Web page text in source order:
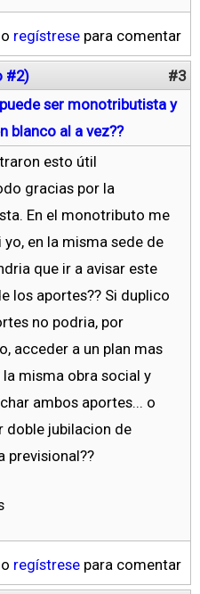
o regístrese para comentar
#2) #3
puede ser monotributista y
blanco al a vez??
esto útil
gracias por la
En el monotributo me
yo, en la misma sede de
que ir a avisar este
los aportes?? Si duplico
no podria, por
acceder a un plan mas
la misma obra social y
ambos aportes... o
doble jubilacion de
previsional??
o regístrese para comentar